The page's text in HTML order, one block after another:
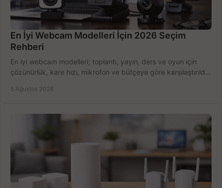
En İyi Webcam Modelleri İçin 2026 Seçim
Rehberi
En iyi webcam modelleri; toplantı, yayın, ders ve oyun için
çözünürlük, kare hızı, mikrofon ve bütçeye göre karşılaştırıldı.
5 Ağustos 2026